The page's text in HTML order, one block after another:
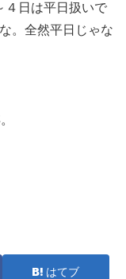
４日は平日扱いで
。全然平日じゃな
はてブ